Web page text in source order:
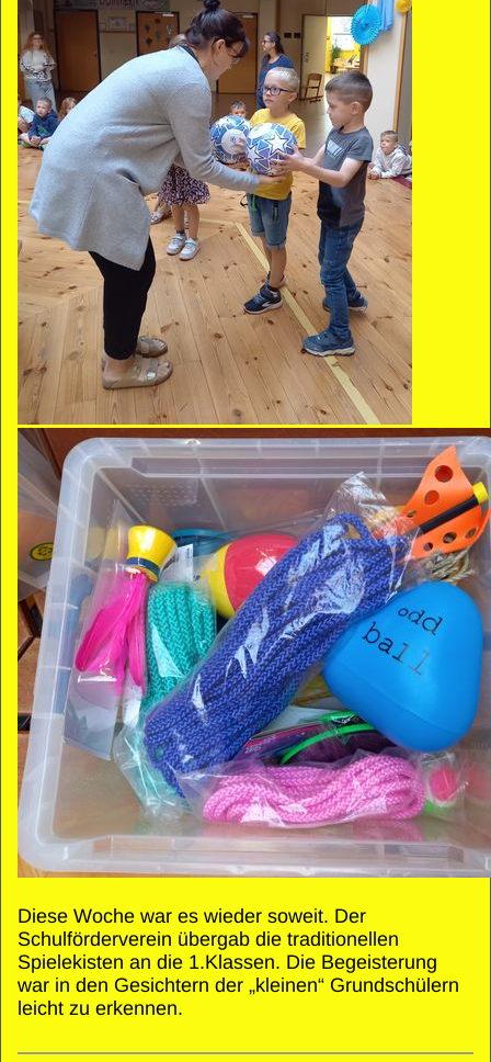
Diese Woche war es wieder soweit. Der
Schulförderverein übergab die traditionellen
Spielekisten an die 1.Klassen. Die Begeisterung
war in den Gesichtern der „kleinen“ Grundschülern
leicht zu erkennen.